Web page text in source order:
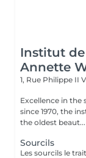
Institut
Annette
1, Rue Philippe II
Excellence in the service of
since 1970, the
the oldest beaut...
Sourcils